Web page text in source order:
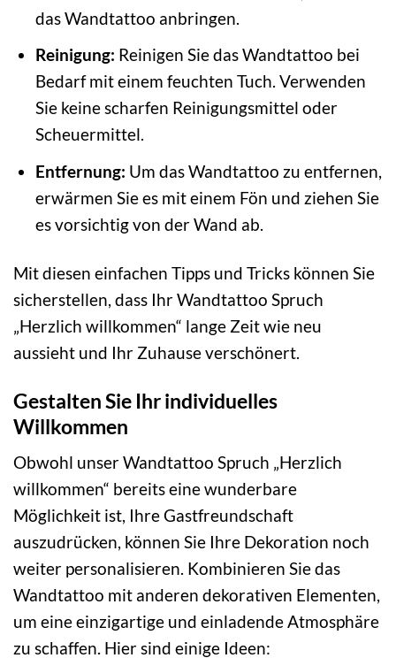
das Wandtattoo anbringen.
Reinigung: Reinigen Sie das Wandtattoo bei
Bedarf mit einem feuchten Tuch. Verwenden
Sie keine scharfen Reinigungsmittel oder
Scheuermittel.
Entfernung: Um das Wandtattoo zu entfernen,
erwärmen Sie es mit einem Fön und ziehen Sie
es vorsichtig von der Wand ab.
Mit diesen einfachen Tipps und Tricks können Sie
sicherstellen, dass Ihr Wandtattoo Spruch
„Herzlich willkommen“ lange Zeit wie neu
aussieht und Ihr Zuhause verschönert.
Gestalten Sie Ihr individuelles
Willkommen
Obwohl unser Wandtattoo Spruch „Herzlich
willkommen“ bereits eine wunderbare
Möglichkeit ist, Ihre Gastfreundschaft
auszudrücken, können Sie Ihre Dekoration noch
weiter personalisieren. Kombinieren Sie das
Wandtattoo mit anderen dekorativen Elementen,
um eine einzigartige und einladende Atmosphäre
zu schaffen. Hier sind einige Ideen: